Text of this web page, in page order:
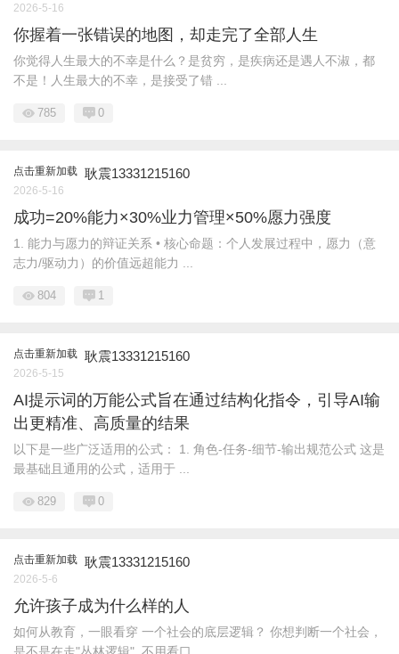
2026-5-16
你握着一张错误的地图，却走完了全部人生
你觉得人生最大的不幸是什么？是贫穷，是疾病还是遇人不淑，都
不是！人生最大的不幸，是接受了错 ...
785 0
点击重新加载 耿震13331215160
2026-5-16
成功=20%能力×30%业力管理×50%愿力强度
1. 能力与愿力的辩证关系 • 核心命题：个人发展过程中，愿力（意
志力/驱动力）的价值远超能力 ...
804 1
点击重新加载 耿震13331215160
2026-5-15
AI提示词的万能公式旨在通过结构化指令，引导AI输
出更精准、高质量的结果
以下是一些广泛适用的公式： 1. 角色-任务-细节-输出规范公式 这是
最基础且通用的公式，适用于 ...
829 0
点击重新加载 耿震13331215160
2026-5-6
允许孩子成为什么样的人
如何从教育，一眼看穿 一个社会的底层逻辑？ 你想判断一个社会，